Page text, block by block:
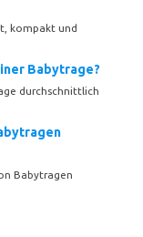
kompakt und
Babytrage?
durchschnittlich
Babytragen